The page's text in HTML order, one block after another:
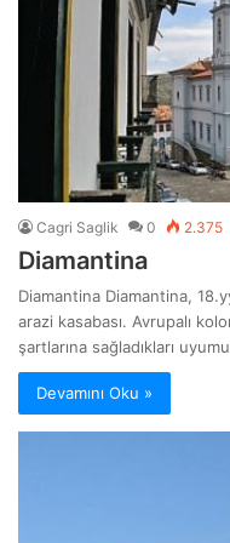
Cagri Saglik 0 2.375
Diamantina
Diamantina Diamantina,
arazi kasabası. Avrupalı
şartlarına sağladıkları
Devamını Oku »